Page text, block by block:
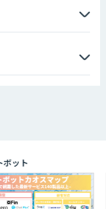
AI開発サービス
ト